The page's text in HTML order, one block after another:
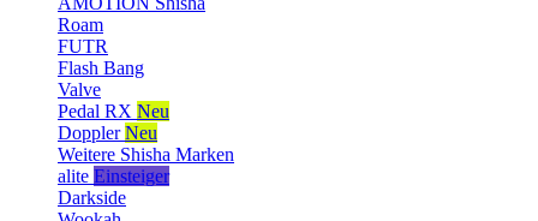
Roam
FUTR
Flash Bang
Valve
Pedal RX Neu
Doppler Neu
Weitere Shisha Marken
alite Einsteiger
Darkside